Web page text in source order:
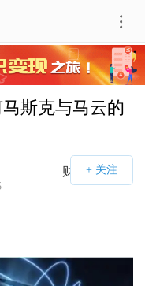
斯克与马云的
财经号APP